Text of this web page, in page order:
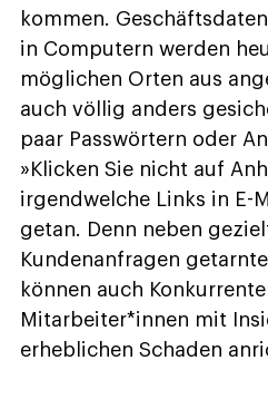
kommen.
in Computern werden
möglichen Orten aus
auch völlig anders
paar Passwörtern oder
»Klicken Sie nicht auf
irgendwelche Links in E-
getan. Denn neben
Kundenanfragen
können auch
Mitarbeiter*innen mit
erheblichen Schaden